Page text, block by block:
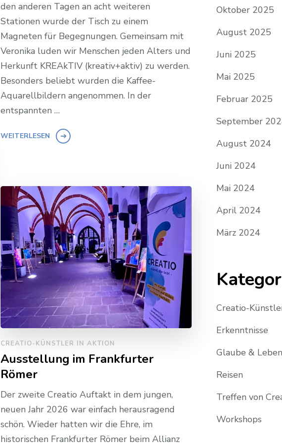
den anderen Tagen an acht weiteren
Stationen wurde der Tisch zu einem
Magneten für Begegnungen. Gemeinsam mit
Veronika luden wir Menschen jeden Alters und
Herkunft KREAkTIV (kreativ+aktiv) zu werden.
Besonders beliebt wurden die Kaffee-
Aquarellbildern angenommen. In der
entspannten …
WEITERLESEN
CREATIO-KÜNSTLER IN AKTION
Ausstellung im Frankfurter
Römer
Der zweite Creatio Auftakt in dem jungen,
neuen Jahr 2026 war einfach herausragend
schön. Wieder hatten wir die Ehre, im
historischen Frankfurter Römer beim Allianz
Oktober 2025
August 2025
Juni 2025
Mai 2025
Februar 2025
September
August 2024
Juni 2024
Mai 2024
April 2024
März 2024
Creatio-
Erkenntnisse
Glaube & Leben
Reisen
Treffen von
Workshops